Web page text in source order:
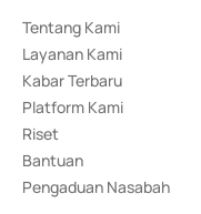
Tentang Kami
Layanan Kami
Kabar Terbaru
Platform Kami
Riset
Bantuan
Pengaduan Nasabah